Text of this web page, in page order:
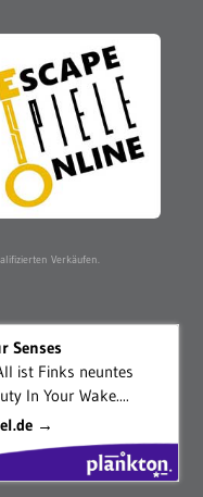
Verkäufen.
Senses
ist Finks neuntes
In Your Wake....
→